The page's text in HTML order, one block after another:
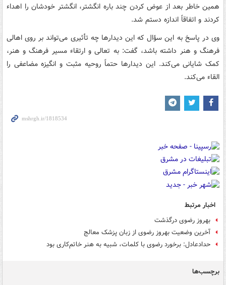
همین خاطر بعد از عوض کردن چند باره انگشتر، انگشتر خودشان را اهداء
کردند و اتفاقاً اندازه دستم شد.
وی در پاسخ به این سؤال که این دیدارها چه تأثیری می‌تواند بر روی اهالی
فرهنگ و هنر داشته باشد، گفت: به تعالی و ارتقاء مسیر فرهنگ و هنر،
کمک شایانی می‌کند. این دیدارها حتماً روحیه مثبت و انگیزه مضاعفی را
القاء می‌کند.
اخبار مرتبط
بهروز رضوی درگذشت
آخرین وضعیت بهروز رضوی از زبان پزشک معالج
حدادعادل: برخورد رضوی با کلمات، شبیه به هنر خاتم‌کاری بود
برچسب‌ها